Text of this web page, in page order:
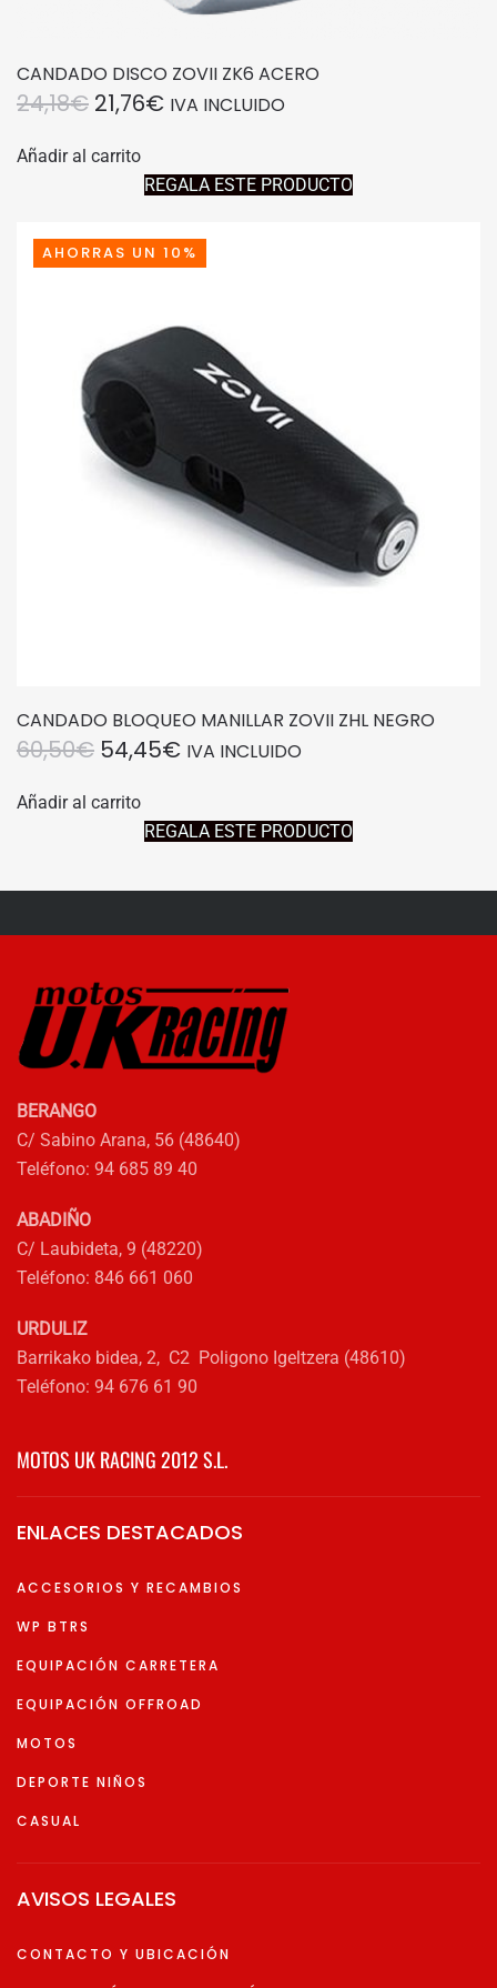
CANDADO DISCO ZOVII ZK6 ACERO
24,18€ EL
ORIGINAL
24,18€.
21,76€EL
ACTUAL
ES:
21,76€.
IVA INCLUIDO
Añadir al carrito
REGALA ESTE PRODUCTO
AHORRAS UN 10%
CANDADO BLOQUEO MANILLAR ZOVII ZHL NEGRO
60,50€ EL
ORIGINAL
54,45€EL
ACTUAL
ES:
IVA INCLUIDO
Añadir al carrito
REGALA ESTE PRODUCTO
BERANGO
C/ Sabino Arana, 56 (48640)
Teléfono: 94 685 89 40
ABADIÑO
C/ Laubideta, 9 (48220)
Teléfono: 846 661 060
URDULIZ
Barrikako bidea, 2, C2 Poligono Igeltzera (48610)
Teléfono: 94 676 61 90
MOTOS UK RACING 2012 S.L.
ENLACES DESTACADOS
ACCESORIOS Y RECAMBIOS
WP BTRS
EQUIPACIÓN CARRETERA
EQUIPACIÓN OFFROAD
MOTOS
DEPORTE NIÑOS
CASUAL
AVISOS LEGALES
CONTACTO Y UBICACIÓN